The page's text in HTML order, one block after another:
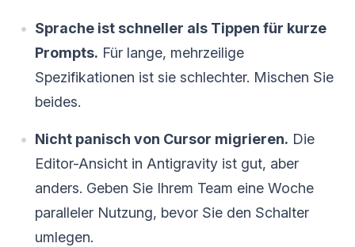
Sprache ist schneller als Tippen für kurze
Prompts. Für lange, mehrzeilige
Spezifikationen ist sie schlechter. Mischen Sie
beides.
Nicht panisch von Cursor migrieren. Die
Editor-Ansicht in Antigravity ist gut, aber
anders. Geben Sie Ihrem Team eine Woche
paralleler Nutzung, bevor Sie den Schalter
umlegen.